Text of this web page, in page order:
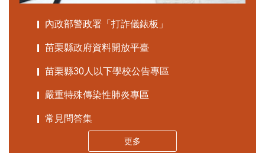
內政部警政署「打詐儀錶板」
苗栗縣政府資料開放平臺
苗栗縣30人以下學校公告專區
嚴重特殊傳染性肺炎專區
常見問答集
更多